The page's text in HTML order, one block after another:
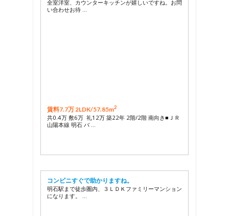
全室洋室、カウンターキッチンが嬉しいですね。お問
い合わせお待 …
賃料7.7万 2LDK/57.85m2
共0.4万 敷6万 礼12万 築22年 2階/2階 南向き■ＪＲ
山陽本線 明石 バ …
コンビニすぐで助かりますね。
明石駅まで徒歩圏内、３ＬＤＫファミリーマンション
になります。 …